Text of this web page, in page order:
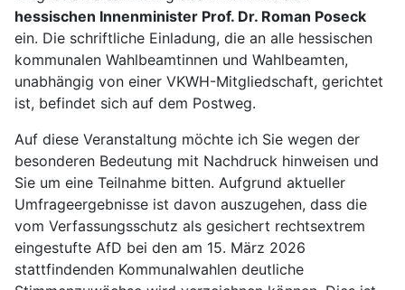
hessischen Innenminister Prof. Dr. Roman Poseck
ein. Die schriftliche Einladung, die an alle hessischen
kommunalen Wahlbeamtinnen und Wahlbeamten,
unabhängig von einer VKWH-Mitgliedschaft, gerichtet
ist, befindet sich auf dem Postweg.
Auf diese Veranstaltung möchte ich Sie wegen der
besonderen Bedeutung mit Nachdruck hinweisen und
Sie um eine Teilnahme bitten. Aufgrund aktueller
Umfrageergebnisse ist davon auszugehen, dass die
vom Verfassungsschutz als gesichert rechtsextrem
eingestufte AfD bei den am 15. März 2026
stattfindenden Kommunalwahlen deutliche